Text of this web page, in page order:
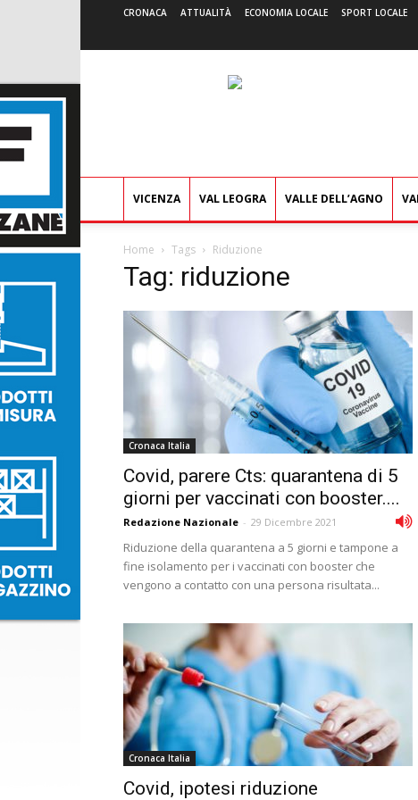
CRONACA ATTUALITÀ ECONOMIA LOCALE SPORT LOCALE
VICENZA VAL LEOGRA VALLE DELL’AGNO
Home Tags Riduzione
Tag: riduzione
Cronaca Italia
Covid, parere Cts: quarantena di 5
giorni per vaccinati con booster....
Redazione Nazionale - 29 Dicembre 2021
Riduzione della quarantena a 5 giorni e tampone a
fine isolamento per i vaccinati con booster che
vengono a contatto con una persona risultata...
Cronaca Italia
Covid, ipotesi riduzione